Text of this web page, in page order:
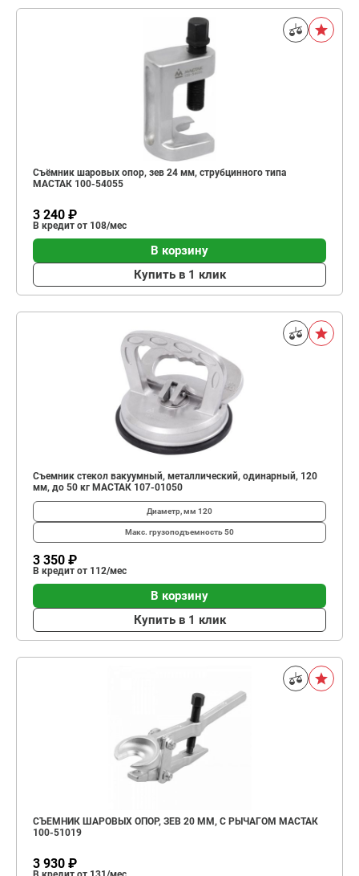
Съёмник шаровых опор, зев 24 мм, струбцинного типа
МАСТАК 100-54055
3 240 ₽
В кредит от 108/мес
В корзину
Купить в 1 клик
Съемник стекол вакуумный, металлический, одинарный, 120
мм, до 50 кг МАСТАК 107-01050
Диаметр, мм 120
Макс. грузоподъемность50
3 350 ₽
В кредит от 112/мес
В корзину
Купить в 1 клик
СЪЕМНИК ШАРОВЫХ ОПОР, ЗЕВ 20 ММ, С РЫЧАГОМ МАСТАК
100-51019
3 930 ₽